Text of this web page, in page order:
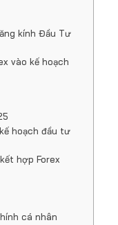
kính Đầu Tư
vào kế hoạch
hoạch đầu tư
hợp Forex
cá nhân